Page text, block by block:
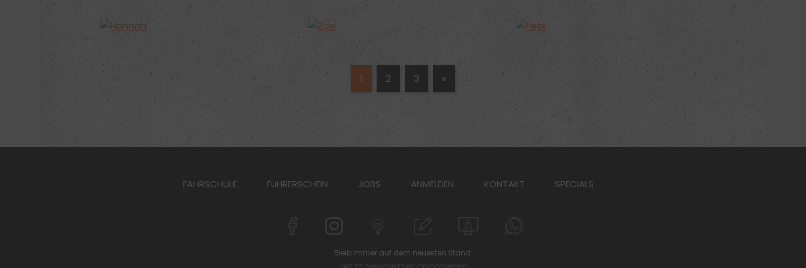
1 2 3 »
FAHRSCHULE FüHRERSCHEIN JOBS ANMELDEN KONTAKT SPECIALS
Bleib immer auf dem neuesten Stand: